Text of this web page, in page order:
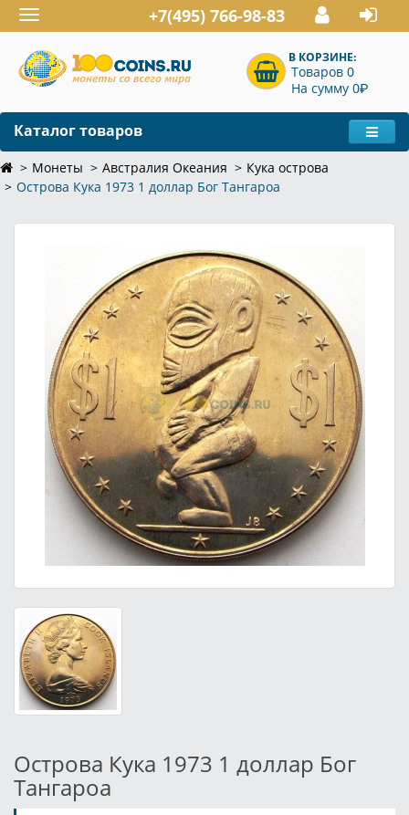
Toggle
navigation
+7(495) 766-98-83
В КОРЗИНЕ:
Товаров 0
На сумму 0P
Каталог товаров
Монеты Австралия Океания
Кука острова
Острова Кука 1973 1 доллар Бог Тангароа
Острова Кука 1973 1 доллар Бог
Тангароа